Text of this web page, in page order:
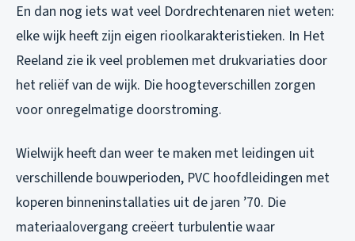
En dan nog iets wat veel Dordrechtenaren niet weten:
elke wijk heeft zijn eigen rioolkarakteristieken. In Het
Reeland zie ik veel problemen met drukvariaties door
het reliëf van de wijk. Die hoogteverschillen zorgen
voor onregelmatige doorstroming.
Wielwijk heeft dan weer te maken met leidingen uit
verschillende bouwperioden, PVC hoofdleidingen met
koperen binneninstallaties uit de jaren ’70. Die
materiaalovergang creëert turbulentie waar